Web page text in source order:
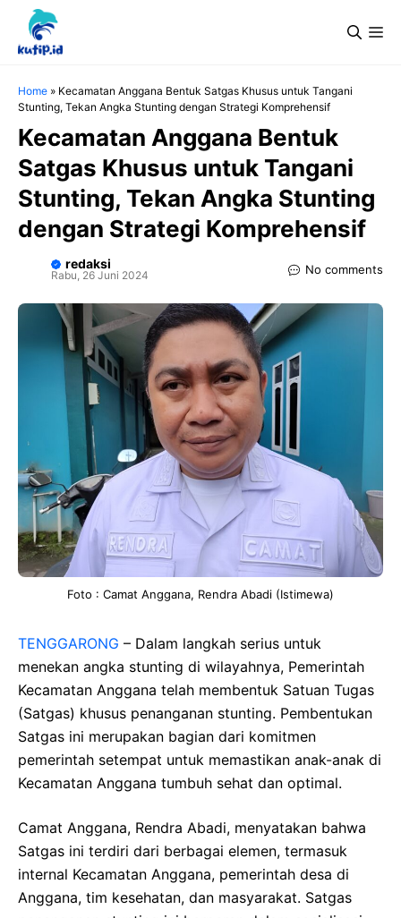
Langsung
Home » Kecamatan Anggana Bentuk Satgas Khusus untuk Tangani
Stunting, Tekan Angka Stunting dengan Strategi Komprehensif
Kecamatan Anggana Bentuk
Satgas Khusus untuk Tangani
Stunting, Tekan Angka Stunting
dengan Strategi Komprehensif
redaksi
Rabu, 26 Juni 2024 No comments
Foto : Camat Anggana, Rendra Abadi (Istimewa)
TENGGARONG – Dalam langkah serius untuk
menekan angka stunting di wilayahnya, Pemerintah
Kecamatan Anggana telah membentuk Satuan Tugas
(Satgas) khusus penanganan stunting. Pembentukan
Satgas ini merupakan bagian dari komitmen
pemerintah setempat untuk memastikan anak-anak di
Kecamatan Anggana tumbuh sehat dan optimal.
Camat Anggana, Rendra Abadi, menyatakan bahwa
Satgas ini terdiri dari berbagai elemen, termasuk
internal Kecamatan Anggana, pemerintah desa di
Anggana, tim kesehatan, dan masyarakat. Satgas